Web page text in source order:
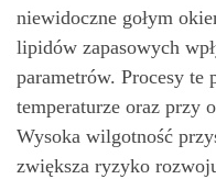
niewidoczne gołym
lipidów zapasowych
parametrów. Procesy
temperaturze oraz przy
Wysoka wilgotność
zwiększa ryzyko